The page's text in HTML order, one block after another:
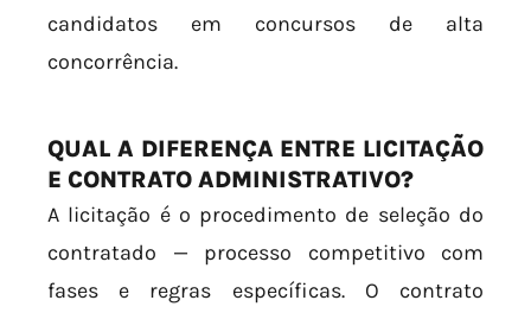
candidatos em concursos de alta
concorrência.
QUAL A DIFERENÇA ENTRE LICITAÇÃO
E CONTRATO ADMINISTRATIVO?
A licitação é o procedimento de seleção do
contratado — processo competitivo com
fases e regras específicas. O contrato